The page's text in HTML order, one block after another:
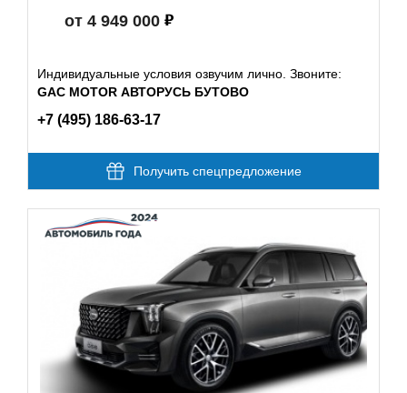
от 4 949 000
Индивидуальные условия озвучим лично. Звоните:
GAC MOTOR АВТОРУСЬ БУТОВО
+7 (495) 186-63-17
Получить спецпредложение